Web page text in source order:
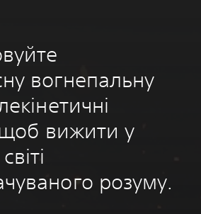
вогнепальну
щоб вижити у
розуму.